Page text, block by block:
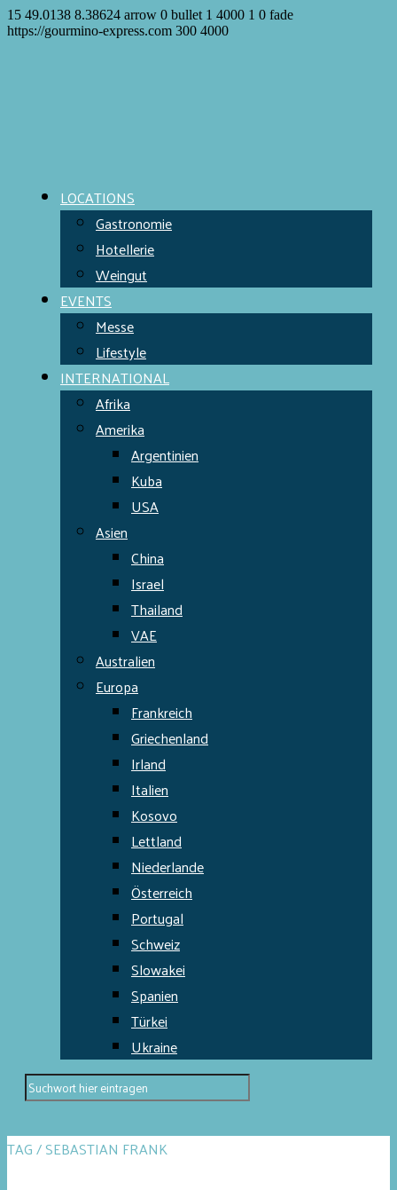
15 49.0138 8.38624 arrow 0 bullet 1 4000 1 0 fade
https://gourmino-express.com 300 4000
LOCATIONS
Gastronomie
Hotellerie
Weingut
EVENTS
Messe
Lifestyle
INTERNATIONAL
Afrika
Amerika
Argentinien
Kuba
USA
Asien
China
Israel
Thailand
VAE
Australien
Europa
Frankreich
Griechenland
Irland
Italien
Kosovo
Lettland
Niederlande
Österreich
Portugal
Schweiz
Slowakei
Spanien
Türkei
Ukraine
TAG / SEBASTIAN FRANK